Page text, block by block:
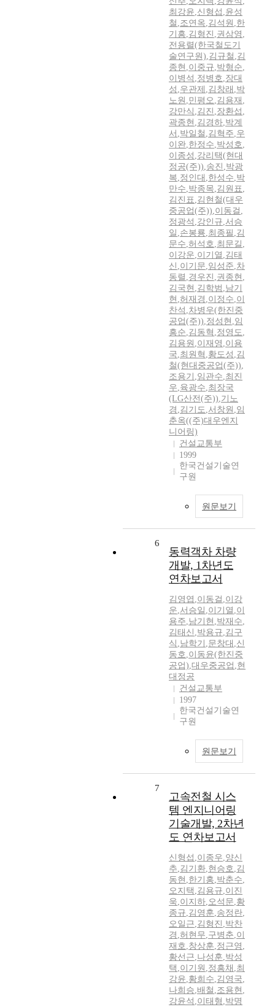
최강윤,신형섭 ,윤성
철 ,조연옥,김석원 ,한
기흥,김형진 ,권삼영 ,
전용렬(한국철도기
술연구원),김규철 ,김
종현 ,이중규,박형순,
이병석 ,정병호,장대
성 ,우관제 ,김창래 ,박
노원 ,민평오,김용재 ,
강만식 ,김진 ,장환섭 ,
곽종현 ,김경하,박계
서 ,박일철 ,김혁주,우
이완,한정수,박성호,
이종성 ,강리택(현대
정공(주)),송진 ,박광
복,정인대 ,한성수,박
만수,박종목,김원표,
김진표,김현철(대우
중공업(주)),이동걸 ,
정광석 ,강인규,서승
일 ,손봉룡,최종필 ,김
문수,허석호,최문길 ,
이강운,이기열 ,김태
신 ,이기문,임성준,차
동렬 ,경우진 ,권종현 ,
김국현 ,김학범 ,남기
현 ,허재경 ,이정수,이
찬석 ,차병우(한진중
공업(주)),정성현 ,임
흥순,김동혁 ,정영도,
김용원 ,이재영 ,이용
국,최원혁 ,황도성 ,김
철(현대중공업(주)),
조용기 ,임관수,최진
우,육광수,최장국
(LG산전(주)),기노
경 ,김기도,서창원 ,임
춘옥((주)대우엔지
니어링)
건설교통부
1999
한국건설기술연
구원
원문보기
6
동력객차 차량
개발, 1차년도
연차보고서
김영엽 ,이동걸 ,이강
운,서승일 ,이기열 ,이
용주,남기현 ,박재수,
김태신 ,박용규,김구
식 ,남학기 ,문창대 ,신
동호,이동윤(한진중
공업),대우중공업 ,현
대정공
건설교통부
1997
한국건설기술연
구원
원문보기
7
고속전철 시스
템 엔지니어링
기술개발, 2차년
도 연차보고서
신형섭 ,이종우,양신
추,김기환,현승호,김
동현 ,한기홍,박춘수,
오지택 ,김용규,이진
욱,이지하,오석문,황
종규,김영훈,송정란,
오일근,김형진 ,박찬
경 ,허현무,구병춘,이
재호,창상훈,정근영 ,
황선근,나성훈,박성
택 ,이기원 ,정흥채 ,최
강윤,황희수,김영국,
나희승,배철 ,조용현 ,
강윤석 ,이태형 ,박명